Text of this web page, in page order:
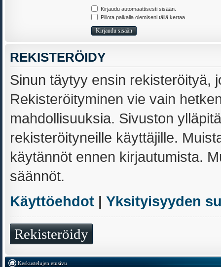
Kirjaudu automaattisesti sisään.
Piilota paikalla olemiseni tällä kertaa
REKISTERÖIDY
Sinun täytyy ensin rekisteröityä,
Rekisteröityminen vie vain
mahdollisuuksia. Sivuston
rekisteröityneille käyttäjille.
käytännöt ennen kirjautumista.
säännöt.
Käyttöehdot | Yksityisyyden
Rekisteröidy
Keskustelujen etusivu